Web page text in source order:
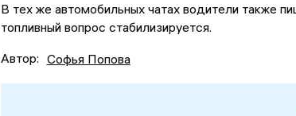
В тех же автомобильных чатах водители также
топливный вопрос стабилизируется.
Автор: Софья Попова